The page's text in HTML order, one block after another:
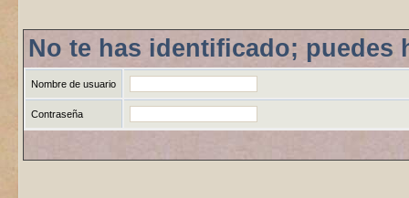
No te has identificado; puedes
Nombre de usuario
Contraseña